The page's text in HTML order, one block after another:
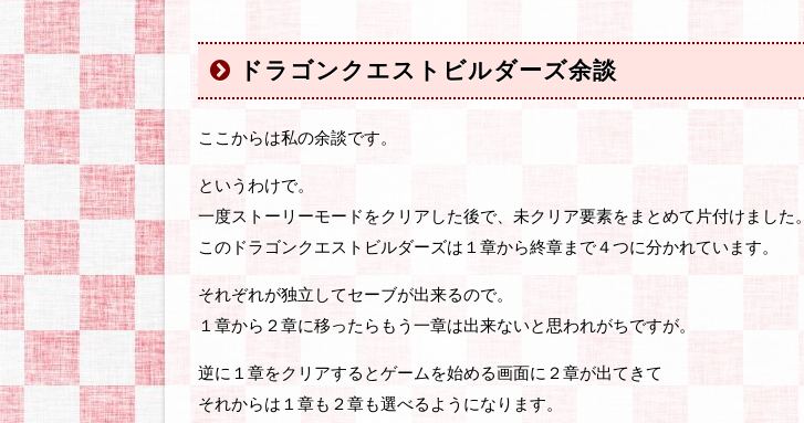
ドラゴンクエストビルダーズ余談
ここからは私の余談です。
というわけで。
一度ストーリーモードをクリアした後で、未クリア要素をまとめて片付けました。
このドラゴンクエストビルダーズは１章から終章まで４つに分かれています。
それぞれが独立してセーブが出来るので。
１章から２章に移ったらもう一章は出来ないと思われがちですが。
逆に１章をクリアするとゲームを始める画面に２章が出てきて
それからは１章も２章も選べるようになります。